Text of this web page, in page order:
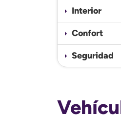
Interior
Confort
Seguridad